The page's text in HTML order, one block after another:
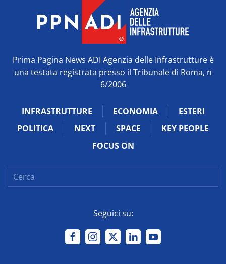
Prima Pagina News ADI Agenzia delle Infrastrutture è
una testata registrata presso il Tribunale di Roma, n
6/2006
INFRASTRUTTURE ECONOMIA
ESTERI
POLITICA
NEXT SPACE
KEY PEOPLE
FOCUS ON
Seguici su: